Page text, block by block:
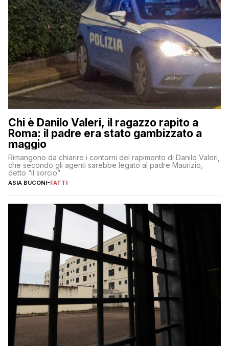
Chi è Danilo Valeri, il ragazzo rapito a
Roma: il padre era stato gambizzato a
maggio
Rimangono da chiarire i contorni del rapimento di Danilo Valeri,
che secondo gli agenti sarebbe legato al padre Maurizio,
detto “il sorcio”
ASIA BUCONI-FATTI